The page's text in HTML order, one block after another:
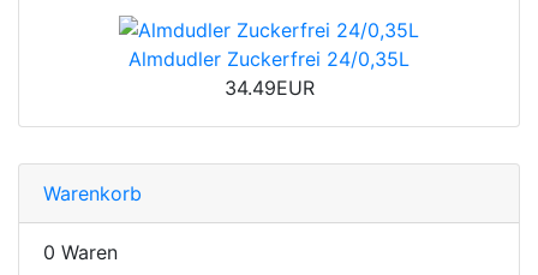
Almdudler Zuckerfrei 24/0,35L
34.49EUR
Warenkorb
0 Waren